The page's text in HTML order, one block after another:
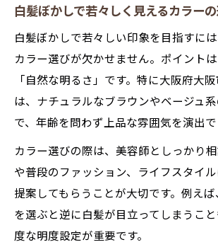
ス
白髪ぼかし施術前に適性を見
ト
白髪ぼかしが難しい場合の別
紹介
白髪ぼかしで後悔しない判断
持続性とメンテ頻度で選ぶ新しい
白髪ぼかしの持続性とメンテ
目安
白髪ぼかしで無理なく続ける
工夫
白髪ぼかしで若々しく見えるカラー
白髪ぼかしで若々しい印象を目指すに
カラー選びが欠かせません。ポイント
「自然な明るさ」です。特に大阪府大
は、ナチュラルなブラウンやベージュ
で、年齢を問わず上品な雰囲気を演出で
カラー選びの際は、美容師としっかり
や普段のファッション、ライフスタイ
提案してもらうことが大切です。例え
を選ぶと逆に白髪が目立ってしまうこ
度な明度設定が重要です。